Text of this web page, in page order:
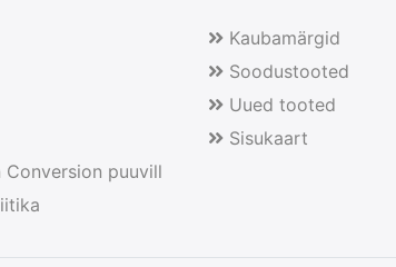
Conversion puuvill
Kaubamärgid
Soodustooted
Uued tooted
Sisukaart